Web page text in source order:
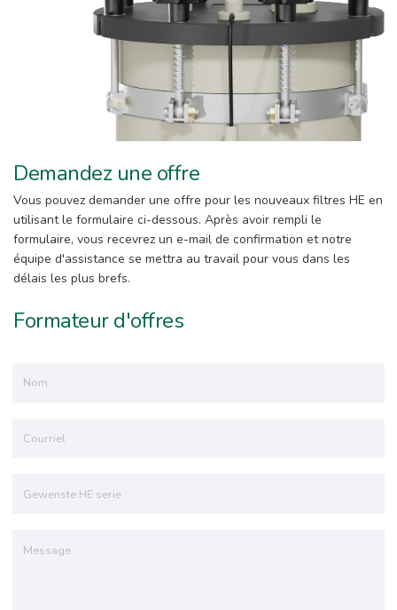
Demandez une offre
Vous pouvez demander une offre pour les nouveaux filtres HE en
utilisant le formulaire ci-dessous. Après avoir rempli le
formulaire, vous recevrez un e-mail de confirmation et notre
équipe d'assistance se mettra au travail pour vous dans les
délais les plus brefs.
Formateur d'offres